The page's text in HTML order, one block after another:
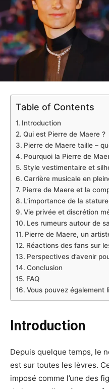
Table of Contents
Introduction
Qui est Pierre de Maere ?
Pierre de Maere taille –
Pourquoi la Pierre de
Style vestimentaire et
Carrière musicale en
Pierre de Maere et la
L’importance de la
Vie privée et discrétion
Les rumeurs autour de
Pierre de Maere, un
Réactions des fans sur
Perspectives d’avenir
Conclusion
FAQ
Vous pouvez également
Introduction
Depuis quelque temps, le
est sur toutes les lèvres.
imposé comme l’une des